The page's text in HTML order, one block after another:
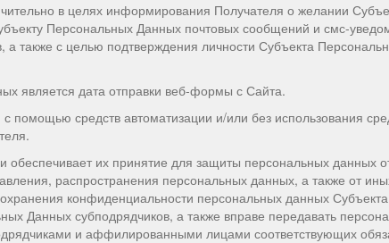
в целях информирования Получателя о желании
Персональных Данных почтовых сообщений и смс-
также с целью подтверждения личности Субъекта
является дата отправки веб-формы с Сайта.
средств автоматизации и/или без использования
их принятие для защиты персональных данных
распространения персональных данных, а также от
конфиденциальности персональных данных
Данных субподрядчиков, а также вправе передавать
и аффилированными лицами соответствующих